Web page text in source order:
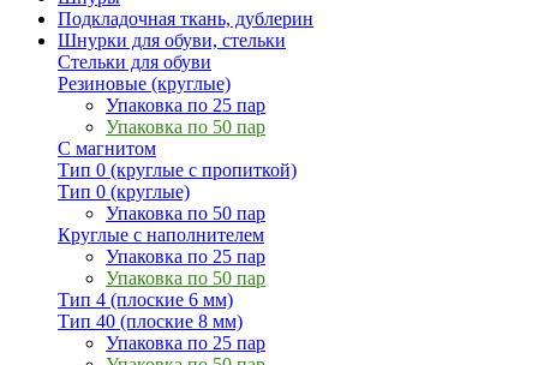
Подкладочная ткань, дублерин
Шнурки для обуви, стельки
Стельки для обуви
Резиновые (круглые)
Упаковка по 25 пар
Упаковка по 50 пар
С магнитом
Тип 0 (круглые с пропиткой)
Тип 0 (круглые)
Упаковка по 50 пар
Круглые с наполнителем
Упаковка по 25 пар
Упаковка по 50 пар
Тип 4 (плоские 6 мм)
Тип 40 (плоские 8 мм)
Упаковка по 25 пар